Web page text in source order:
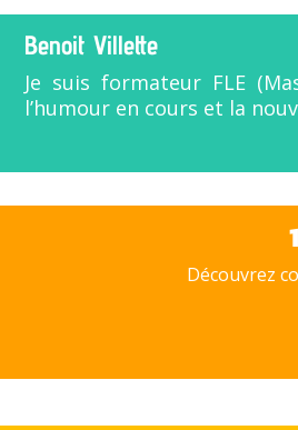
Benoit Villette
Je suis formateur FLE
l’humour en cours et la
Découvrez